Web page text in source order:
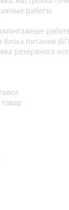
работы
блока питания
резервного